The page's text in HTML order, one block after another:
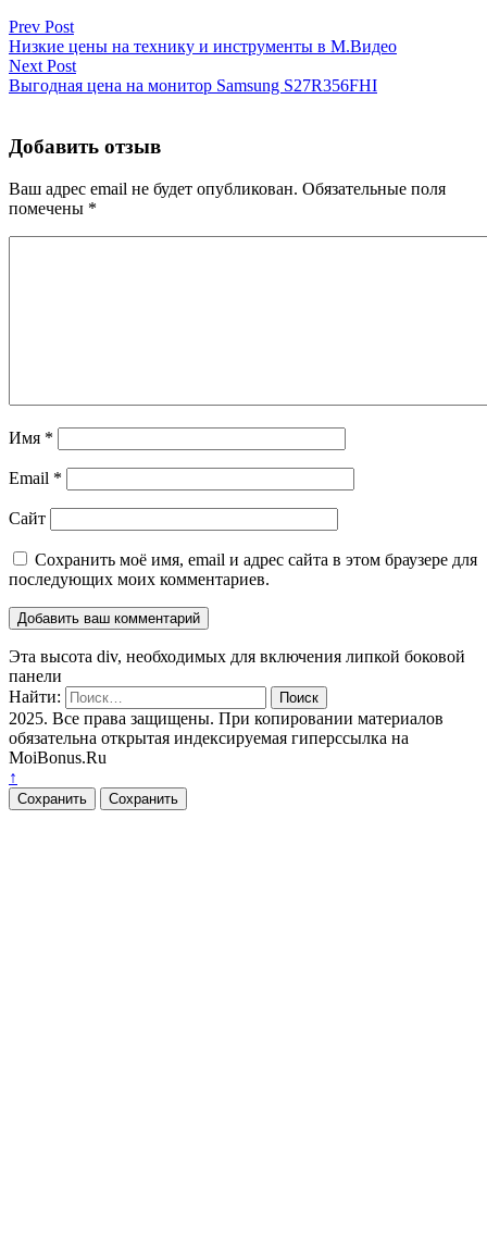
Prev Post
Низкие цены на технику и инструменты в М.Видео
Next Post
Выгодная цена на монитор Samsung S27R356FHI
Добавить отзыв
Ваш адрес email не будет опубликован. Обязательные поля
помечены *
Имя *
Email *
Сайт
Сохранить моё имя, email и адрес сайта в этом браузере для
последующих моих комментариев.
Эта высота div, необходимых для включения липкой боковой
панели
Найти:
2025. Все права защищены. При копировании материалов
обязательна открытая индексируемая гиперссылка на
MoiBonus.Ru
↑